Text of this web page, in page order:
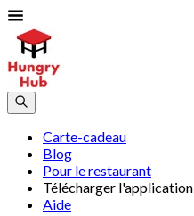
Carte-cadeau
Blog
Pour le restaurant
Télécharger l'application
Aide